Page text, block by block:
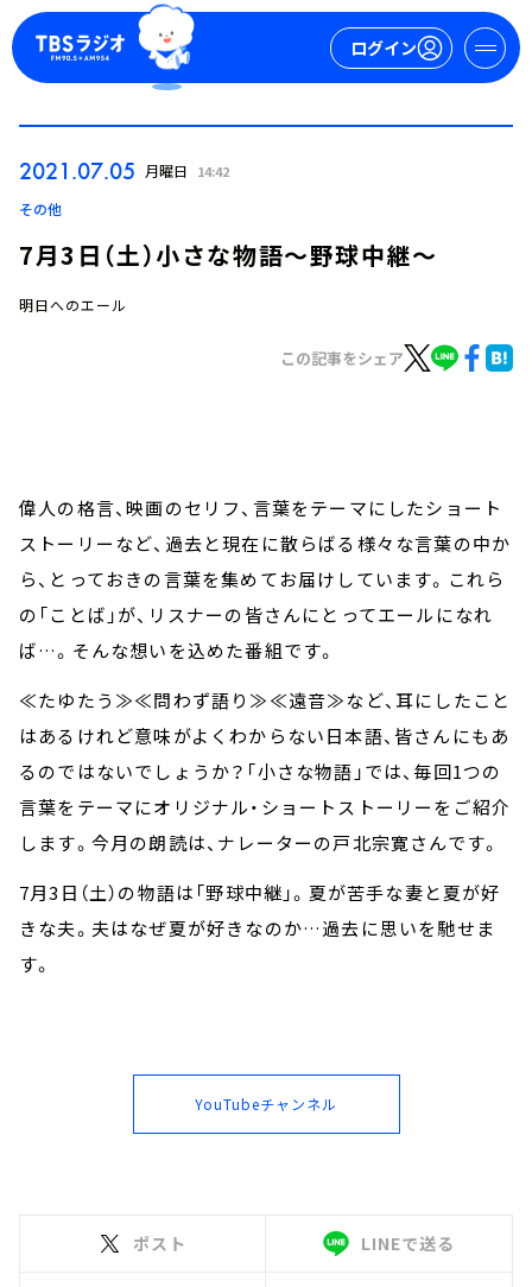
ログイン
TBS Podcast
お知らせ
イベント・グッズ
YouTube
会社情報
2021.07.05 月曜日 14:42
その他
7月3日（土）小さな物語～野球中継～
明日へのエール
この記事をシェア
偉人の格言、映画のセリフ、言葉をテーマにしたショート
ストーリーなど、過去と現在に散らばる様々な言葉の中か
ら、とっておきの言葉を集めてお届けしています。これら
の「ことば」が、リスナーの皆さんにとってエールになれ
ば…。そんな想いを込めた番組です。
≪たゆたう≫≪問わず語り≫≪遠音≫など、耳にしたこと
はあるけれど意味がよくわからない日本語、皆さんにもあ
るのではないでしょうか？「小さな物語」では、毎回1つの
言葉をテーマにオリジナル・ショートストーリーをご紹介
します。今月の朗読は、ナレーターの戸北宗寛さんです。
7月3日（土）の物語は「野球中継」。夏が苦手な妻と夏が好
きな夫。夫はなぜ夏が好きなのか…過去に思いを馳せま
す。
YouTubeチャンネル
ポスト LINEで送る